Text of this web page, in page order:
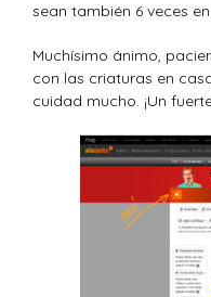
sean también 6 veces
Muchísimo ánimo,
con las criaturas en
cuidad mucho. ¡Un